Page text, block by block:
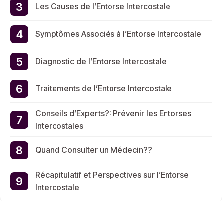
Les Causes de l’Entorse Intercostale
Symptômes Associés à l’Entorse Intercostale
Diagnostic de l’Entorse Intercostale
Traitements de l’Entorse Intercostale
Conseils d’Experts?: Prévenir les Entorses
Intercostales
Quand Consulter un Médecin??
Récapitulatif et Perspectives sur l’Entorse
Intercostale